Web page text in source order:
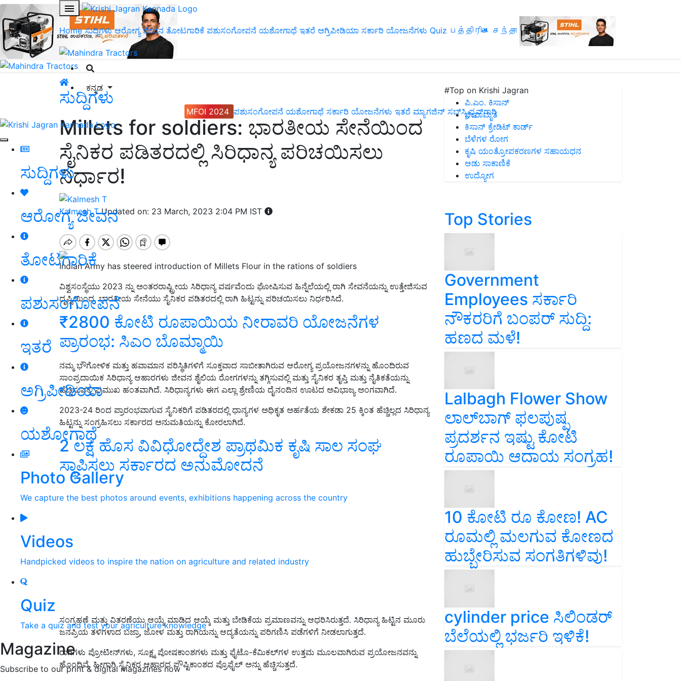
Home ಸುದ್ದಿಗಳು ಆರೋಗ್ಯ ಜೀವನ ತೋಟಗಾರಿಕೆ ಪಶುಸಂಗೋಪನೆ ಯಶೋಗಾಥೆ ಇತರೆ ಅಗ್ರಿಪೀಡಿಯಾ ಸರ್ಕಾರಿ ಯೋಜನೆಗಳು Quiz பத்திரிகை சந்தா
ಕನ್ನಡ
MFOI 2024 ಪಶುಸಂಗೋಪನೆ ಯಶೋಗಾಥೆ ಸರ್ಕಾರಿ ಯೋಜನೆಗಳು ಇತರೆ ಮ್ಯಾಗಜಿನ್‌ ಸಬ್‌ಸ್ಕ್ರಿಪ್ಷನ್‌ಗಾಗಿ
ಸುದ್ದಿಗಳು
ಆರೋಗ್ಯ ಜೀವನ
ತೋಟಗಾರಿಕೆ
ಪಶುಸಂಗೋಪನೆ
ಇತರೆ
ಅಗ್ರಿಪೀಡಿಯಾ
ಯಶೋಗಾಥೆ
Photo Gallery
We capture the best photos around events, exhibitions happening across the country
Videos
Handpicked videos to inspire the nation on agriculture and related industry
Quiz
Take a quiz and test your agriculture knowledge
Magazine
Subscribe to our print & digital magazines now
ಸುದ್ದಿಗಳು
Millets for soldiers: ಭಾರತೀಯ ಸೇನೆಯಿಂದ
ಸೈನಿಕರ ಪಡಿತರದಲ್ಲಿ ಸಿರಿಧಾನ್ಯ ಪರಿಚಯಿಸಲು
ನಿರ್ಧಾರ!
Kalmesh TUpdated on: 23 March, 2023 2:04 PM IST
Indian Army has steered introduction of Millets Flour in the rations of soldiers
ವಿಶ್ವಸಂಸ್ಥೆಯು 2023 ನ್ನು ಅಂತರರಾಷ್ಟ್ರೀಯ ಸಿರಿಧಾನ್ಯ ವರ್ಷವೆಂದು ಘೋಷಿಸುವ ಹಿನ್ನೆಲೆಯಲ್ಲಿ ರಾಗಿ ಸೇವನೆಯನ್ನು ಉತ್ತೇಜಿಸುವ
ದೃಷ್ಟಿಯಿಂದ, ಭಾರತೀಯ ಸೇನೆಯು ಸೈನಿಕರ ಪಡಿತರದಲ್ಲಿ ರಾಗಿ ಹಿಟ್ಟನ್ನು ಪರಿಚಯಿಸಲು ನಿರ್ಧರಿಸಿದೆ.
₹2800 ಕೋಟಿ ರೂಪಾಯಿಯ ನೀರಾವರಿ ಯೋಜನೆಗಳ
ಪ್ರಾರಂಭ: ಸಿಎಂ ಬೊಮ್ಮಾಯಿ
ನಮ್ಮ ಭೌಗೋಳಿಕ ಮತ್ತು ಹವಾಮಾನ ಪರಿಸ್ಥಿತಿಗಳಿಗೆ ಸೂಕ್ತವಾದ ಸಾಬೀತಾಗಿರುವ ಆರೋಗ್ಯ ಪ್ರಯೋಜನಗಳನ್ನು ಹೊಂದಿರುವ
ಸಾಂಪ್ರದಾಯಿಕ ಸಿರಿಧಾನ್ಯ ಆಹಾರಗಳು ಜೀವನ ಶೈಲಿಯ ರೋಗಗಳನ್ನು ತಗ್ಗಿಸುವಲ್ಲಿ ಮತ್ತು ಸೈನಿಕರ ತೃಪ್ತಿ ಮತ್ತು ನೈತಿಕತೆಯನ್ನು
ಹೆಚ್ಚಿಸುವಲ್ಲಿ ಪ್ರಮುಖ ಹಂತವಾಗಿದೆ. ಸಿರಿಧಾನ್ಯಗಳು ಈಗ ಎಲ್ಲಾ ಶ್ರೇಣಿಯ ದೈನಂದಿನ ಊಟದ ಅವಿಭಾಜ್ಯ ಅಂಗವಾಗಿದೆ.
2023-24 ರಿಂದ ಪ್ರಾರಂಭವಾಗುವ ಸೈನಿಕರಿಗೆ ಪಡಿತರದಲ್ಲಿ ಧಾನ್ಯಗಳ ಅಧಿಕೃತ ಅರ್ಹತೆಯ ಶೇಕಡಾ 25 ಕ್ಕಿಂತ ಹೆಚ್ಚಿಲ್ಲದ ಸಿರಿಧಾನ್ಯ
ಹಿಟ್ಟನ್ನು ಸಂಗ್ರಹಿಸಲು ಸರ್ಕಾರದ ಅನುಮತಿಯನ್ನು ಕೋರಲಾಗಿದೆ.
2 ಲಕ್ಷ ಹೊಸ ವಿವಿಧೋದ್ದೇಶ ಪ್ರಾಥಮಿಕ ಕೃಷಿ ಸಾಲ ಸಂಘ
ಸ್ಥಾಪಿಸಲು ಸರ್ಕಾರದ ಅನುಮೋದನೆ
ಸಂಗ್ರಹಣೆ ಮತ್ತು ವಿತರಣೆಯು ಆಯ್ಕೆ ಮಾಡಿದ ಆಯ್ಕೆ ಮತ್ತು ಬೇಡಿಕೆಯ ಪ್ರಮಾಣವನ್ನು ಆಧರಿಸಿರುತ್ತದೆ. ಸಿರಿಧಾನ್ಯ ಹಿಟ್ಟಿನ ಮೂರು
ಜನಪ್ರಿಯ ತಳಿಗಳಾದ ಬಜ್ರಾ, ಜೋಳ ಮತ್ತು ರಾಗಿಯನ್ನು ಆದ್ಯತೆಯನ್ನು ಪರಿಗಣಿಸಿ ಪಡೆಗಳಿಗೆ ನೀಡಲಾಗುತ್ತದೆ.
ರಾಗಿಗಳು ಪ್ರೋಟೀನ್‌ಗಳು, ಸೂಕ್ಷ್ಮ ಪೋಷಕಾಂಶಗಳು ಮತ್ತು ಫೈಟೊ-ಕೆಮಿಕಲ್‌ಗಳ ಉತ್ತಮ ಮೂಲವಾಗಿರುವ ಪ್ರಯೋಜನವನ್ನು
ಹೊಂದಿವೆ, ಹೀಗಾಗಿ ಸೈನಿಕರ ಆಹಾರದ ಪೌಷ್ಟಿಕಾಂಶದ ಪ್ರೊಫೈಲ್ ಅನ್ನು ಹೆಚ್ಚಿಸುತ್ತದೆ.
#Top on Krishi Jagran
ಪಿ.ಎಂ. ಕಿಸಾನ್
ಜೀವಾಮೃತ
ಕಿಸಾನ್ ಕ್ರೇಡಿಟ್ ಕಾರ್ಡ್
ಬೆಳೆಗಳ ರೋಗ
ಕೃಷಿ ಯಂತ್ರೋಪಕರಣಗಳ ಸಹಾಯಧನ
ಆಡು ಸಾಕಾಣಿಕೆ
ಉದ್ಯೋಗ
Top Stories
Government
Employees ಸರ್ಕಾರಿ
ನೌಕರರಿಗೆ ಬಂಪರ್‌ ಸುದ್ದಿ:
ಹಣದ ಮಳೆ!
Lalbagh Flower Show
ಲಾಲ್‌ಬಾಗ್ ಫಲಪುಷ್ಪ
ಪ್ರದರ್ಶನ ಇಷ್ಟು ಕೋಟಿ
ರೂಪಾಯಿ ಆದಾಯ ಸಂಗ್ರಹ!
10 ಕೋಟಿ ರೂ ಕೋಣ! AC
ರೂಮಲ್ಲಿ ಮಲಗುವ ಕೋಣದ
ಹುಬ್ಬೇರಿಸುವ ಸಂಗತಿಗಳಿವು!
cylinder price ಸಿಲಿಂಡರ್‌
ಬೆಲೆಯಲ್ಲಿ ಭರ್ಜರಿ ಇಳಿಕೆ!